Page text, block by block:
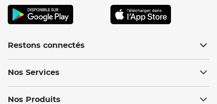
Restons connectés
Nos Services
Nos Produits